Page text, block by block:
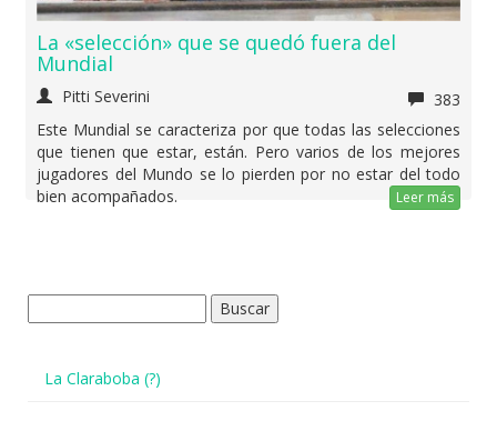
La «selección» que se quedó fuera del
Mundial
Pitti Severini
383
Este Mundial se caracteriza por que todas las selecciones
que tienen que estar, están. Pero varios de los mejores
jugadores del Mundo se lo pierden por no estar del todo
bien acompañados.
Leer más
La Claraboba (?)